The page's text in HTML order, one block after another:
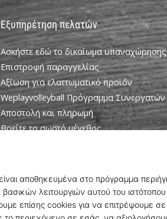
Εξυπηρέτηση πελατών
Ασκήστε εδώ το δικαίωμα υπαναχώρησης
Επιστροφή παραγγελίας
Αξίωση για ελαττωματικό προϊόν
Weplayvolleyball Πρόγραμμα Συνεργατών
Αποστολή και πληρωμή
Βρείτε το σωστό μέγεθος
Πολιτική απορρήτου
Πρόγραμμα Πρεσβευτών